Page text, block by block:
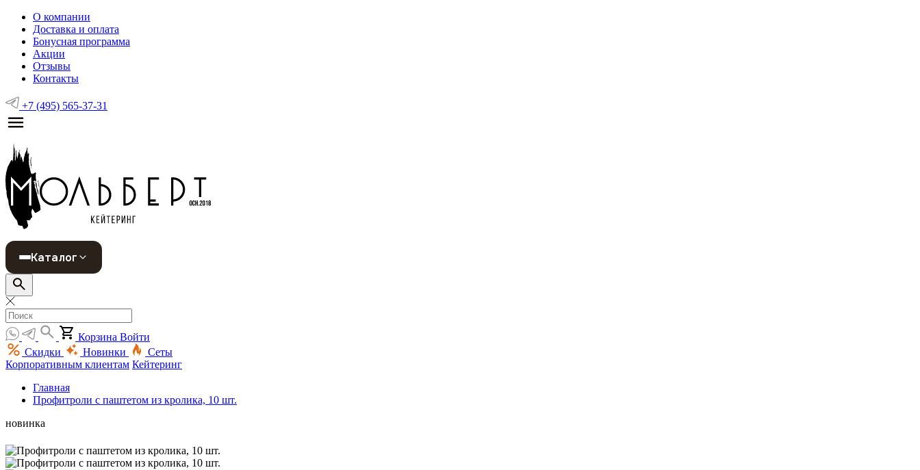
О компании
Доставка и оплата
Бонусная программа
Акции
Отзывы
Контакты
+7 (495) 565-37-31
Каталог
Корзина Войти
Скидки
Новинки
Сеты
Корпоративным клиентам Кейтеринг
Главная
Профитроли с паштетом из кролика, 10 шт.
новинка